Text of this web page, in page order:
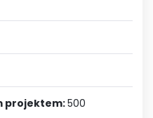
projektem:500